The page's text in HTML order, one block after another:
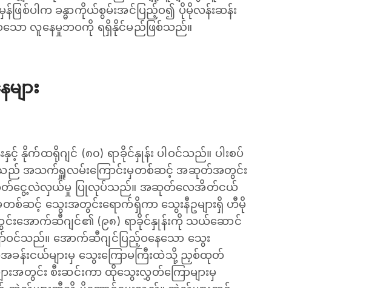
စ်ပါက ခန္ဓာကိုယ်စွမ်းအင်ပြည့်ဝ၍ ပိုမိုလန်းဆန်း
ဝသော လူနေမှုဘဝကို ရရှိနိုင်မည်ဖြစ်သည်။
ျား
က်ထရိုဂျင် (၈၀) ရာခိုင်နှုန်း ပါဝင်သည်။ ပါးစပ်
အသက်ရှူလမ်းကြောင်းမှတစ်ဆင့် အဆုတ်အတွင်း
ဓာတ်ငွေ့လဲလှယ်မှု ပြုလုပ်သည်။ အဆုတ်လေအိတ်ငယ်
တစ်ဆင့် သွေးအတွင်းရောက်ရှိကာ သွေးနီဥများရှိ ဟီမို
အောက်ဆီဂျင်၏ (၉၈) ရာခိုင်နှုန်းကို သယ်ဆောင်
ဝင်သည်။ အောက်ဆီဂျင်ပြည့်ဝနေသော သွေး
န်းငယ်များမှ သွေးကြောမကြီးထဲသို့ ညှစ်ထုတ်
အတွင်း စီးဆင်းကာ ထိုသွေးလွှတ်ကြောများမှ